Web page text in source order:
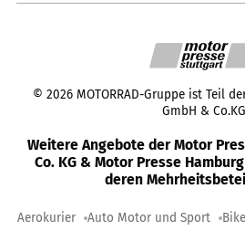
© 2026 MOTORRAD-Gruppe ist Teil
GmbH & Co.KG
Weitere Angebote der Motor
Co. KG & Motor Presse
deren
Aerokurier Auto Motor und Sport